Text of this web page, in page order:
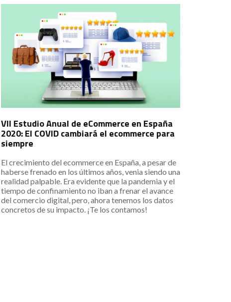
VII Estudio Anual de eCommerce en España
2020: El COVID cambiará el ecommerce para
siempre
El crecimiento del ecommerce en España, a pesar de
haberse frenado en los últimos años, venia siendo una
realidad palpable. Era evidente que la pandemia y el
tiempo de confinamiento no iban a frenar el avance
del comercio digital, pero, ahora tenemos los datos
concretos de su impacto. ¡Te los contamos!